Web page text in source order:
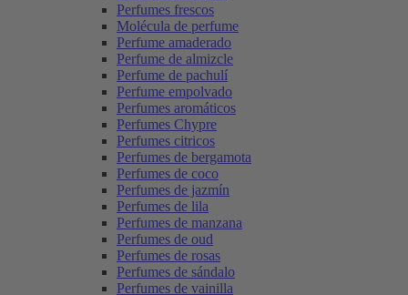
Perfumes frescos
Molécula de perfume
Perfume amaderado
Perfume de almizcle
Perfume de pachulí
Perfume empolvado
Perfumes aromáticos
Perfumes Chypre
Perfumes citricos
Perfumes de bergamota
Perfumes de coco
Perfumes de jazmín
Perfumes de lila
Perfumes de manzana
Perfumes de oud
Perfumes de rosas
Perfumes de sándalo
Perfumes de vainilla